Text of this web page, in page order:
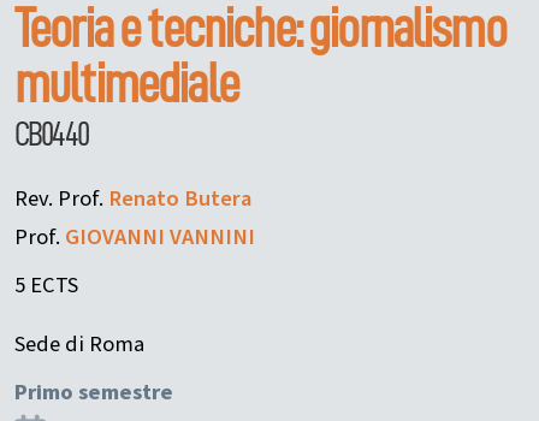
Teoria e tecniche: giornalismo
multimediale
CB0440
Rev. Prof. Renato Butera
Prof. GIOVANNIVANNINI
5 ECTS
Sede di Roma
Primo semestre